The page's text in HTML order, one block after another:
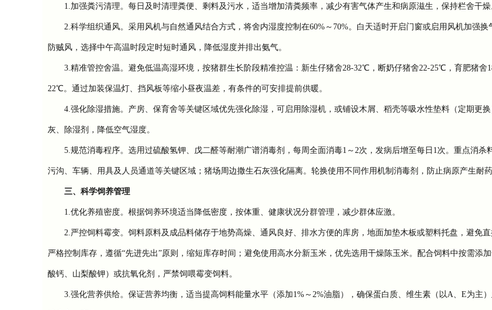
1.加强粪污清理。每日及时清理粪便、剩料及污水，适当增加清粪频率，减少有害气体产生和病原滋生，保持栏舍干燥
2.科学组织通风。采用风机与自然通风结合方式，将舍内湿度控制在60%～70%。白天适时开启门窗或启用风机加强换
防贼风，选择中午高温时段定时短时通风，降低湿度并排出氨气。
3.精准管控舍温。避免低温高湿环境，按猪群生长阶段精准控温：新生仔猪舍28-32℃，断奶仔猪舍22-25℃，育肥猪舍
22℃。通过加装保温灯、挡风板等缩小昼夜温差，有条件的可安排提前供暖。
4.强化除湿措施。产房、保育舍等关键区域优先强化除湿，可启用除湿机，或铺设木屑、稻壳等吸水性垫料（定期更换
灰、除湿剂，降低空气湿度。
5.规范消毒程序。选用过硫酸氢钾、戊二醛等耐潮广谱消毒剂，每周全面消毒1～2次，发病后增至每日1次。重点消杀
污沟、车辆、用具及人员通道等关键区域；猪场周边撒生石灰强化隔离。轮换使用不同作用机制消毒剂，防止病原产生耐药
三、科学饲养管理
1.优化养殖密度。根据饲养环境适当降低密度，按体重、健康状况分群管理，减少群体应激。
2.严控饲料霉变。饲料原料及成品料储存于地势高燥、通风良好、排水方便的库房，地面加垫木板或塑料托盘，避免直
严格控制库存，遵循“先进先出”原则，缩短库存时间；避免使用高水分新玉米，优先选用干燥陈玉米。配合饲料中按需添
酸钙、山梨酸钾）或抗氧化剂，严禁饲喂霉变饲料。
3.强化营养供给。保证营养均衡，适当提高饲料能量水平（添加1%～2%油脂），确保蛋白质、维生素（以A、E为主）